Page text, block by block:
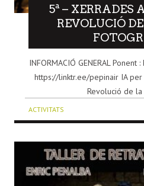
5ª – XERRADES
REVOLUCIÓ
INFORMACIÓ GENERAL
https://linktr.ee/pepinair IA per
Revolució de la
ACTIVITATS